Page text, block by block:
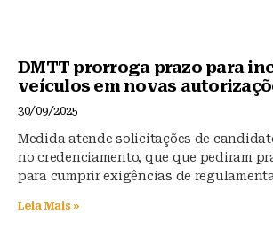
DMTT prorroga prazo para
veículos em novas
30/09/2025
Medida atende solicitações de
no credenciamento, que que pediram
para cumprir exigências de
Leia Mais »